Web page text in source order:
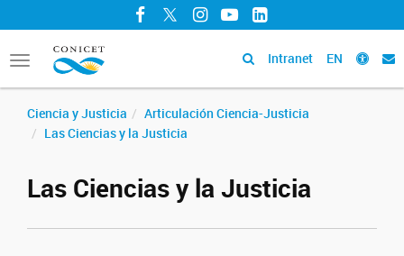
Facebook
TwitterInstagram
YouTubeLinkedIn
Toggle
navigation
Intranet EN
Ciencia y Justicia
Articulación Ciencia-Justicia
Las Ciencias y la Justicia
Las Ciencias y la Justicia